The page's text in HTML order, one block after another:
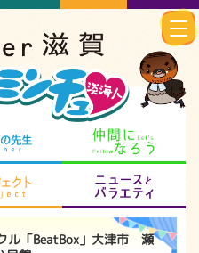
賀 となりの先生
ネタ プロジェクト
ル「BeatBox」大津市 瀬